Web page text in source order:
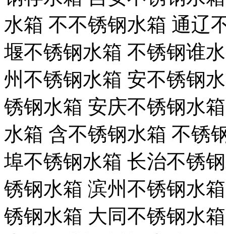
水箱 不不锈钢水箱 通辽
堰不锈钢水箱 不锈钢谁
州不锈钢水箱 安不锈钢
锈钢水箱 安庆不锈钢水
水箱 含不锈钢水箱 不锈
埠不锈钢水箱 长治不锈
锈钢水箱 滨州不锈钢水
锈钢水箱 大同不锈钢水